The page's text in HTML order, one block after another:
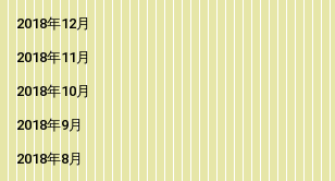
2018年12月
2018年11月
2018年10月
2018年9月
2018年8月